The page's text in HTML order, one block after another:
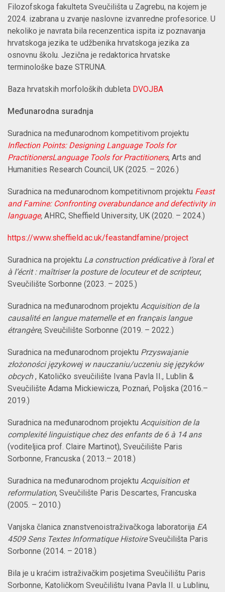
Filozofskoga fakulteta Sveučilišta u Zagrebu, na kojem je
2024. izabrana u zvanje naslovne izvanredne profesorice. U
nekoliko je navrata bila recenzentica ispita iz poznavanja
hrvatskoga jezika te udžbenika hrvatskoga jezika za
osnovnu školu. Jezična je redaktorica hrvatske
terminološke baze STRUNA.
Baza hrvatskih morfoloških dubleta DVOJBA
Međunarodna suradnja
Suradnica na međunarodnom kompetitivom projektu
Inflection Points: Designing Language Tools for
PractitionersLanguage Tools for Practitioners, Arts and
Humanities Research Council, UK (2025. – 2026.)
Suradnica na međunarodnom kompetitivnom projektu Feast
and Famine: Confronting overabundance and defectivity in
language, AHRC, Sheffield University, UK (2020. – 2024.)
https://www.sheffield.ac.uk/feastandfamine/project
Suradnica na projektu La construction prédicative à l’oral et
à l’écrit : maîtriser la posture de locuteur et de scripteur,
Sveučilište Sorbonne (2023. – 2025.)
Suradnica na međunarodnom projektu Acquisition de la
causalité en langue maternelle et en français langue
étrangère, Sveučilište Sorbonne (2019. – 2022.)
Suradnica na međunarodnom projektu Przyswajanie
złożoności językowej w nauczaniu/uczeniu się języków
obcych, Katoličko sveučilište Ivana Pavla II., Lublin &
Sveučilište Adama Mickiewicza, Poznań, Poljska (2016.–
2019.)
Suradnica na međunarodnom projektu Acquisition de la
complexité linguistique chez des enfants de 6 à 14 ans
(voditeljica prof. Claire Martinot), Sveučilište Paris
Sorbonne, Francuska ( 2013.– 2018.)
Suradnica na međunarodnom projektu Acquisition et
reformulation, Sveučilište Paris Descartes, Francuska
(2005. – 2010.)
Vanjska članica znanstvenoistraživačkoga laboratorija EA
4509 Sens Textes Informatique HistoireSveučilišta Paris
Sorbonne (2014. – 2018.)
Bila je u kraćim istraživačkim posjetima Sveučilištu Paris
Sorbonne, Katoličkom Sveučilištu Ivana Pavla II. u Lublinu,